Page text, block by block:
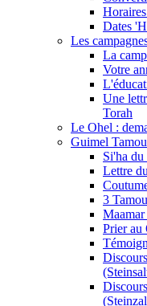
Dates
Les
La
Votre
Une
Torah
Le Ohel :
Guimel
Si'ha du
Lettre
3
Prier au